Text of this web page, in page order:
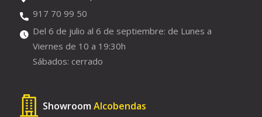
917 70 99 50
Del 6 de julio al 6 de septiembre: de Lunes a
Viernes de 10 a 19:30h
Sábados: cerrado
Showroom Alcobendas